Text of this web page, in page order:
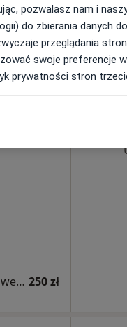
240 zł
Lekarz
Konsultacja lekarza medycyny sportowej (pierwsza wizyta) 250 zł
pozwalasz nam i
do zbierania danych
przeglądania
swoje preferencje
prywatności stron